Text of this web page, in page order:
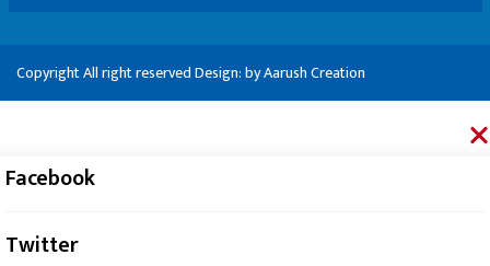
Copyright All right reserved Design: byAarush Creation
Facebook
Twitter